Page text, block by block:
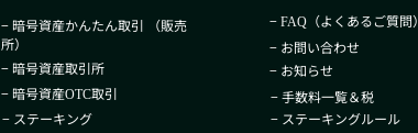
− 暗号資産かんたん取引​ （販売
所）
− 暗号資産取引所
− 暗号資産OTC取引
− ステーキング
− FAQ （よくあるご質問）
− お問い合わせ
− お知らせ
− 手数料一覧＆税
− ステーキングルール